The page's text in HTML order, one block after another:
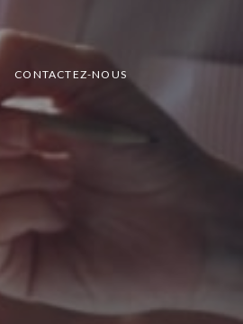
CONTACTEZ-NOUS